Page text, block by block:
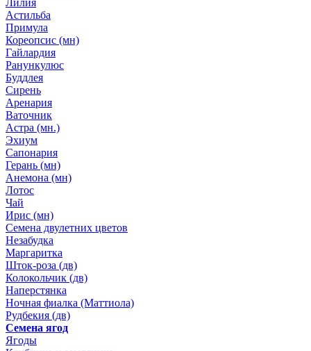
Лилия
Астильба
Примула
Кореопсис (мн)
Гайлардия
Ранункулюс
Буддлея
Сирень
Аренария
Ваточник
Астра (мн.)
Эхиум
Сапонария
Герань (мн)
Анемона (мн)
Лотос
Чай
Ирис (мн)
Семена двулетних цветов
Незабудка
Маргаритка
Шток-роза (дв)
Колокольчик (дв)
Наперстянка
Ночная фиалка (Маттиола)
Рудбекия (дв)
Семена ягод
Ягоды